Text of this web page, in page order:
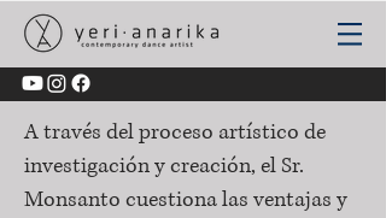
A través del proceso artístico de
investigación y creación, el Sr.
Monsanto cuestiona las ventajas y